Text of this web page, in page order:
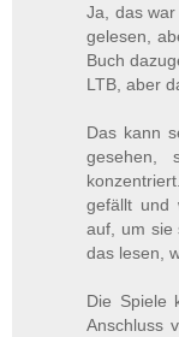
Ja, das
gelesen,
Buch
LTB, aber
Das kann
gesehen,
gefällt und
auf, um sie
das lesen,
Die Spiele
Anschluss